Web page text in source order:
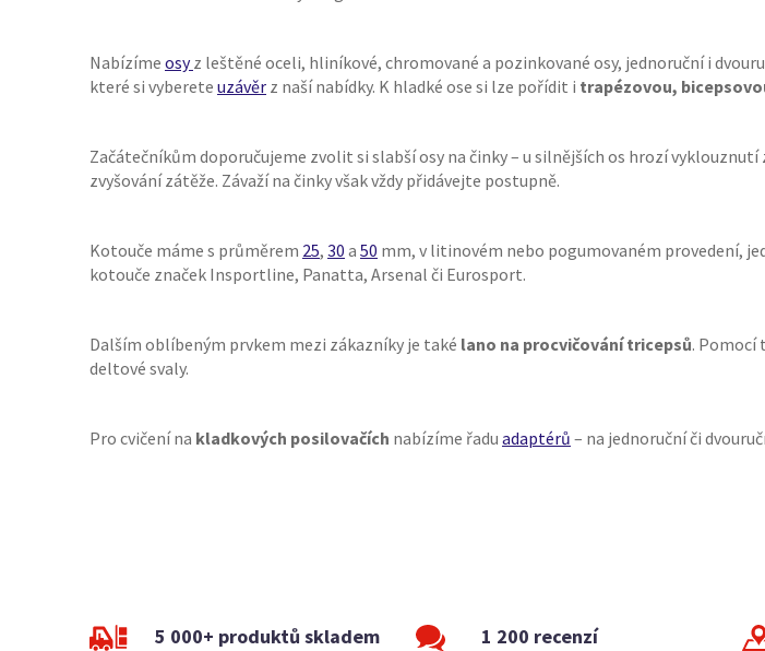
Nabízíme osyz leštěné oceli, hliníkové, chromované a pozinkované osy, jednoruční i
které si vyberete uzávěr z naší nabídky. K hladké ose si lze pořídit i trapézovou,
Začátečníkům doporučujeme zvolit si slabší osy na činky – u silnějších os hrozí
zvyšování zátěže. Závaží na činky však vždy přidávejte postupně.
Kotouče máme s průměrem 25, 30 a 50 mm, v litinovém nebo pogumovaném provedení,
kotouče značek Insportline, Panatta, Arsenal či Eurosport.
Dalším oblíbeným prvkem mezi zákazníky je také lano na procvičování tricepsů. Pomocí
deltové svaly.
Pro cvičení na kladkových posilovačích nabízíme řadu adaptérů – na jednoruční či
5 000+ produktů skladem 1 200 recenzí